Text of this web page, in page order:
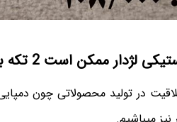
لژدار ممکن است 2 تکه باشد؟
در تولید محصولاتی چون